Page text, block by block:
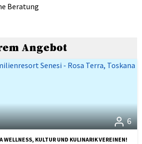
Beratung
Angebot
6
WELLNESS, KULTUR UND KULINARIK VEREINEN!